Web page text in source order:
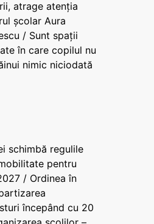
atrage atenția
școlar Aura
/ Sunt spații
în care copilul nu
nimic niciodată
schimbă regulile
pentru
/ Ordinea în
începând cu 20